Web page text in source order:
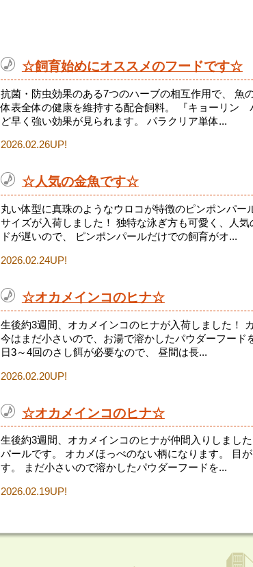
☆飼育始めにオススメのフードです☆
抗菌・防虫効果のある7つのハーブの相互作用で、 魚
体表全体の健康を維持する配合飼料。 『キョーリン
ど早く強い効果が見られます。 パラクリア単体...
2026.02.26UP!
☆人気の金魚です☆
丸い体型に真珠のようなウロコが特徴のピンポンパー
サイズが入荷しました！ 独特な泳ぎ方も可愛く、人
ドが遅いので、 ピンポンパールだけでの飼育がオ...
2026.02.24UP!
☆オカメインコのヒナ☆
生後約3週間、オカメインコのヒナが入荷しました！
今はまだ小さいので、お湯で溶かしたパウダーフード
日3～4回のさし餌が必要なので、 昼間は長...
2026.02.20UP!
☆オカメインコのヒナ☆
生後約3週間、オカメインコのヒナが仲間入りしまし
パールです。 オカメほっぺのない柄になります。 目
す。 まだ小さいので溶かしたパウダーフードを...
2026.02.19UP!